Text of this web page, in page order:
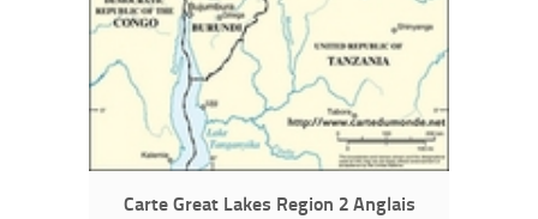
Carte Great Lakes Region 2 Anglais